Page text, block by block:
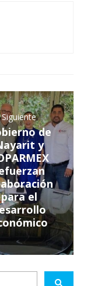
Siguiente
de
y
para el